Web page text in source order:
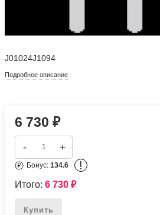
J01024J1094
Подробное описание
6 730₽
- +
Бонус:134.6 !
Итого:6 730₽
Купить